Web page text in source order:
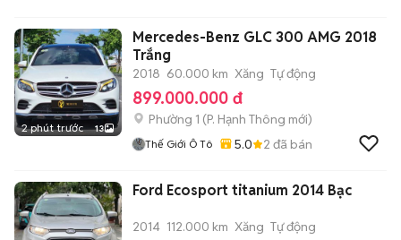
2 phút trước 13
Mercedes-Benz GLC 300 AMG 2018
Trắng
2018 60.000 km Xăng Tự động
899.000.000 đ
Phường 1 (P. Hạnh Thông mới)
Thế Giới Ô Tô 5.0 2 đã bán
Ford Ecosport titanium 2014 Bạc
2014 112.000 km Xăng Tự động